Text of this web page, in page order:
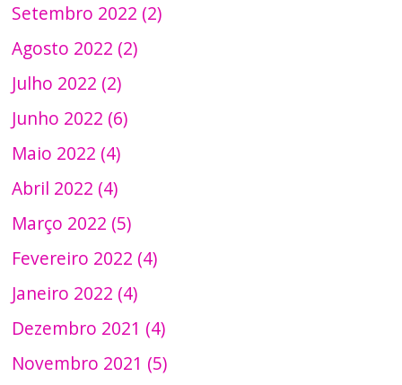
Setembro 2022 (2)
Agosto 2022 (2)
Julho 2022 (2)
Junho 2022 (6)
Maio 2022 (4)
Abril 2022 (4)
Março 2022 (5)
Fevereiro 2022 (4)
Janeiro 2022 (4)
Dezembro 2021 (4)
Novembro 2021 (5)